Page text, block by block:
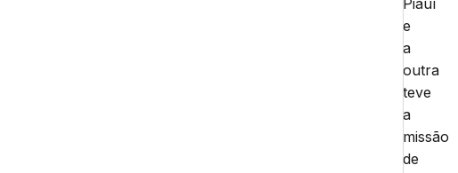
Piauí
e
a
outra
teve
a
missão
de